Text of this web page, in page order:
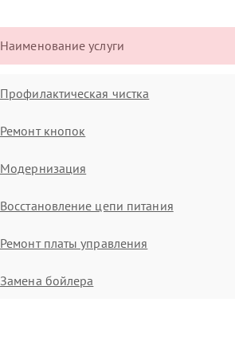
Наименование услуги
Профилактическая чистка
Ремонт кнопок
Модернизация
Восстановление цепи питания
Ремонт платы управления
Замена бойлера